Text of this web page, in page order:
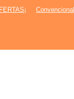
Convencional